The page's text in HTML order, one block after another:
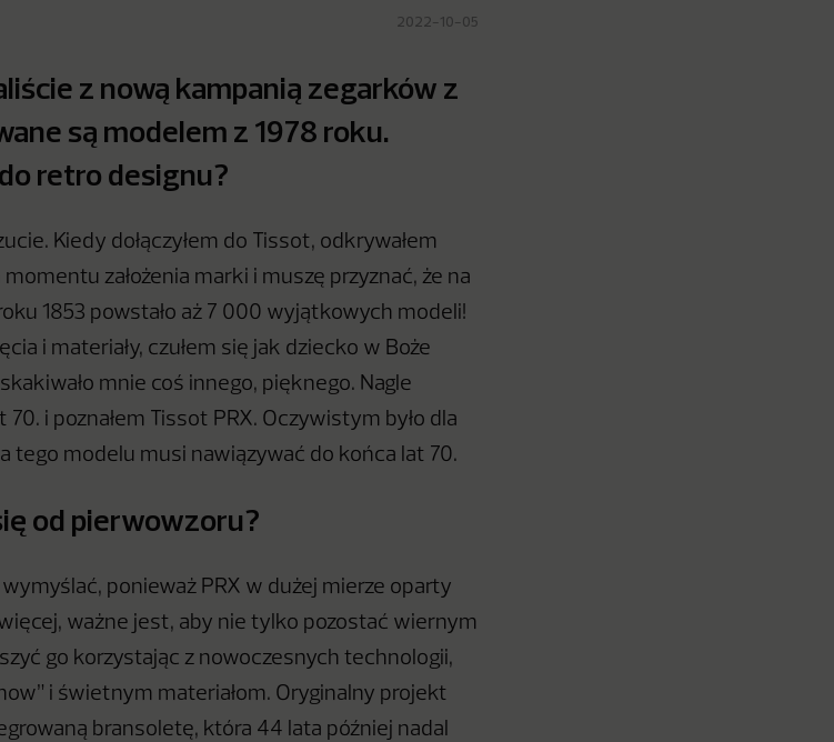
2022-10-05
z nową kampanią zegarków z
są modelem z 1978 roku.
retro designu?
Kiedy dołączyłem do Tissot, odkrywałem
założenia marki i muszę przyznać, że na
1853 powstało aż 7 000 wyjątkowych modeli!
i materiały, czułem się jak dziecko w Boże
mnie coś innego, pięknego. Nagle
70. i poznałem Tissot PRX. Oczywistym było dla
tego modelu musi nawiązywać do końca lat 70.
od pierwowzoru?
ponieważ PRX w dużej mierze oparty
ważne jest, aby nie tylko pozostać wiernym
go korzystając z nowoczesnych technologii,
i świetnym materiałom. Oryginalny projekt
bransoletę, która 44 lata później nadal